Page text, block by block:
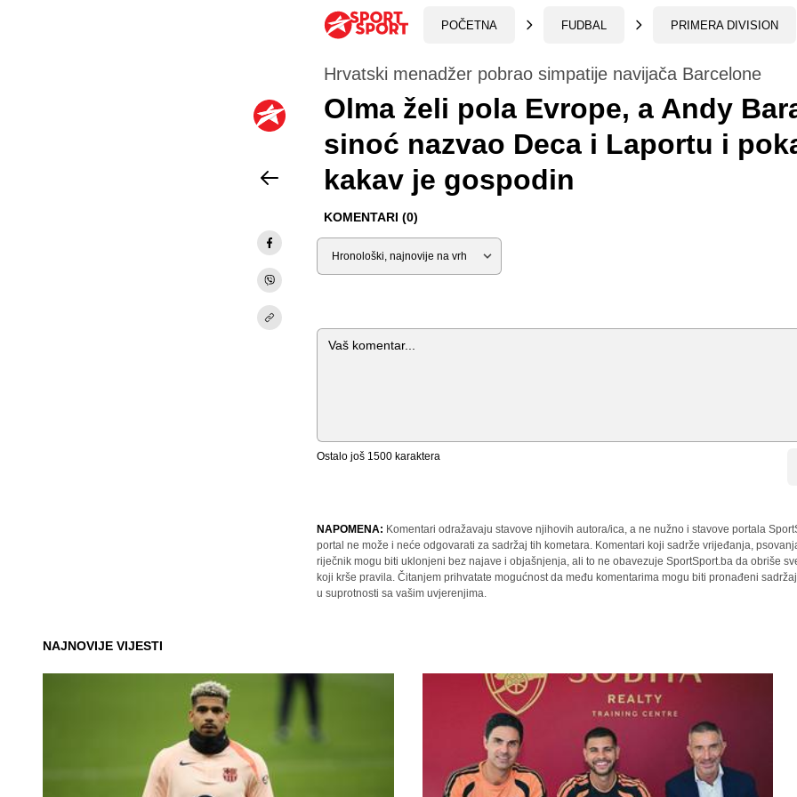
POČETNA FUDBAL PRIMERA DIVISION
Hrvatski menadžer pobrao simpatije navijača Barcelone
Olma želi pola Evrope, a Andy
sinoć nazvao Deca i Laportu i
kakav je gospodin
KOMENTARI (0)
Sortiraj
Komentar
Ostalo još 1500 karaktera
NAPOMENA: Komentari odražavaju stavove njihovih autora/ica, a ne nužno i stavove portala
portal ne može i neće odgovarati za sadržaj tih kometara. Komentari koji sadrže vrijeđanja,
riječnik mogu biti uklonjeni bez najave i objašnjenja, ali to ne obavezuje SportSport.ba da obriše
koji krše pravila. Čitanjem prihvatate mogućnost da među komentarima mogu biti pronađeni
u suprotnosti sa vašim uvjerenjima.
NAJNOVIJE VIJESTI